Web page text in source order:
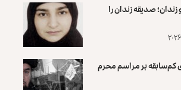
صدیقه زندان را
بر مراسم محرم